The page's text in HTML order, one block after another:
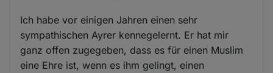
Ich habe vor einigen Jahren einen sehr
sympathischen Ayrer kennegelernt. Er hat mir
ganz offen zugegeben, dass es für einen Muslim
eine Ehre ist, wenn es ihm gelingt, einen